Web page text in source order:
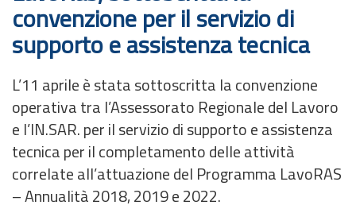
convenzione per il servizio di
supporto e assistenza tecnica
L’11 aprile è stata sottoscritta la convenzione
operativa tra l’Assessorato Regionale del Lavoro
e l’IN.SAR. per il servizio di supporto e assistenza
tecnica per il completamento delle attività
correlate all’attuazione del Programma LavoRAS
– Annualità 2018, 2019 e 2022.